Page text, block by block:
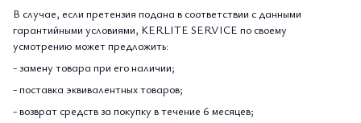
В случае, если претензия подана в соответствии с данными
гарантийными условиями, KERLITE SERVICE по своему
усмотрению может предложить:
- замену товара при его наличии;
- поставка эквивалентных товаров;
- возврат средств за покупку в течение 6 месяцев;